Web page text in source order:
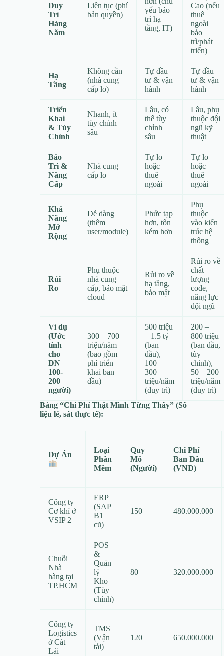
Duy
Trì
Hàng
Năm
Liên tục (phí
bản quyền)
yếu bảo
trì hạ
tầng, IT)
Cao (nếu
thuê
ngoài
bảo
trì/phát
triển)
Hạ
Tầng
Không cần
(nhà cung
cấp lo)
Tự đầu
tư & vận
hành
Tự đầu
tư & vận
hành
Triển
Khai
& Tùy
Chỉnh
Nhanh, ít
tùy chỉnh
sâu
Lâu, có
thể tùy
chỉnh
sâu
Lâu, phụ
thuộc đội
ngũ kỹ
thuật
Bảo
Trì &
Nâng
Cấp
Nhà cung
cấp lo
Tự lo
hoặc
thuê
ngoài
Tự lo
hoặc
thuê
ngoài
Khả
Năng
Mở
Rộng
Dễ dàng
(thêm
user/module)
Phức tạp
hơn, tốn
kém hơn
Phụ
thuộc
vào kiến
trúc hệ
thống
Rủi
Ro
Phụ thuộc
nhà cung
cấp, bảo mật
cloud
Rủi ro về
hạ tầng,
bảo mật
Rủi ro về
chất
lượng
code,
năng lực
đội ngũ
Ví dụ
(Ước
tính
cho
DN
100-
200
người)
300 – 700
triệu/năm
(bao gồm
phí triển
khai ban
đầu)
500 triệu
– 1.5 tỷ
(ban
đầu),
100 –
300
triệu/năm
(duy trì)
200 –
800 triệu
(ban đầu,
tùy
chỉnh),
50 – 200
triệu/năm
(duy trì)
Bảng “Chi Phí Thật Mình Từng Thấy” (Số
liệu lẻ, sát thực tế):
Dự Án
Loại
Phần
Mềm
Quy
Mô
(Người)
Chi Phí
Ban Đầu
(VNĐ)
Công ty
Cơ khí ở
VSIP 2
ERP
(SAP
B1
cũ)
150 480.000.000
Chuỗi
Nhà
hàng tại
TP.HCM
POS
&
Quản
lý
Kho
(Tùy
chỉnh)
80 320.000.000
Công ty
Logistics
ở Cát
Lái
TMS
(Vận
tải)
120 650.000.000